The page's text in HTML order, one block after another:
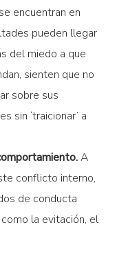
encuentran en
pueden llegar
del miedo a que
sienten que no
sobre sus
sin ‘traicionar’ a
A
conflicto interno,
de conducta
la evitación, el